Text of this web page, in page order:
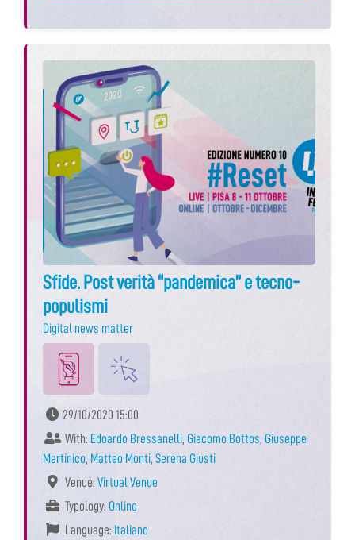
Sfide. Post verità “pandemica” e tecno-
populismi
Digital news matter
29/10/2020 15:00
With: Edoardo Bressanelli, Giacomo Bottos, Giuseppe
Martinico, Matteo Monti, Serena Giusti
Venue: Virtual Venue
Typology: Online
Language: Italiano